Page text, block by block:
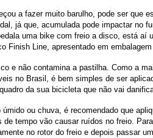
a fazer muito barulho, pode ser que
já que, acumulada pode impactar no
uma bike com freio a disco, está aí
Finish Line, apresentado em
e não contamina a pastilha. Como a
no Brasil, é bem simples de ser
da sua bicicleta que não vai
ou chuva, é recomendado que
tempo vão causar ruídos no freio.
no rotor do freio e depois passar